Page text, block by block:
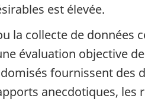
est élevée.
la collecte de données
évaluation objective
fournissent des
anecdotiques, les